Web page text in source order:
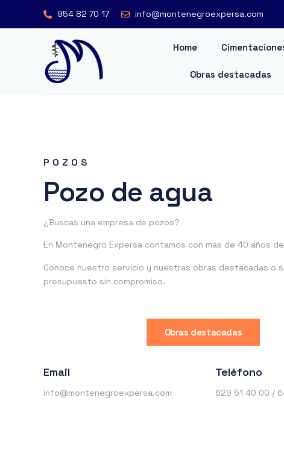
954 82 70 17 info@montenegroexpersa.com
Home
Obras destacadas
POZOS
Pozo de agua
¿Buscas una empresa de pozos?
En Montenegro Expersa contamos con más de 40 años
Conoce nuestro servicio y nuestras obras destacadas o
presupuesto sin compromiso.
Obras destacadas
Email
info@montenegroexpersa.com
Teléfono
629 51 40 00 /